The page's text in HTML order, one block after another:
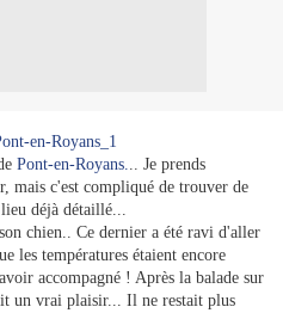
Pont-en-Royans... Je prends
mais c'est compliqué de trouver de
déjà détaillé...
chien.. Ce dernier a été ravi d'aller
les températures étaient encore
accompagné ! Après la balade sur
un vrai plaisir... Il ne restait plus